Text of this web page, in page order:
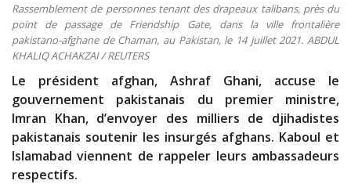
Rassemblement de personnes tenant des drapeaux talibans, près du
point de passage de Friendship Gate, dans la ville frontalière
pakistano-afghane de Chaman, au Pakistan, le 14 juillet 2021. ABDUL
KHALIQ ACHAKZAI / REUTERS
Le président afghan, Ashraf Ghani, accuse le
gouvernement pakistanais du premier ministre,
Imran Khan, d’envoyer des milliers de djihadistes
pakistanais soutenir les insurgés afghans. Kaboul et
Islamabad viennent de rappeler leurs ambassadeurs
respectifs.